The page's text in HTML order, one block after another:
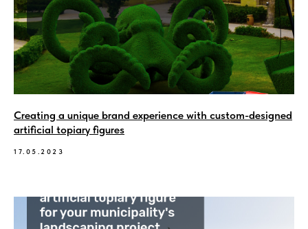
Creating a unique brand experience with custom-designed
artificial topiary figures
17.05.2023